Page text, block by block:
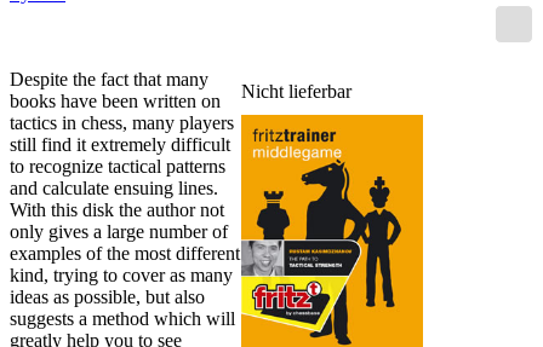
Nicht lieferbar
Despite the fact that many
books have been written on
tactics in chess, many players
still find it extremely difficult
to recognize tactical patterns
and calculate ensuing lines.
With this disk the author not
only gives a large number of
examples of the most different
kind, trying to cover as many
ideas as possible, but also
suggests a method which will
greatly help you to see